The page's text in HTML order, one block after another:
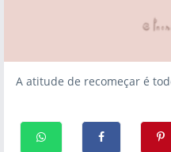
A atitude de recomeçar é